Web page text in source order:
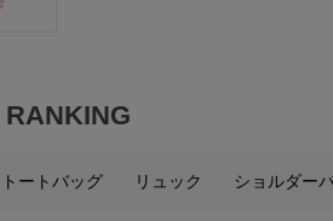
RANKING
トートバッグ リュック ショルダー